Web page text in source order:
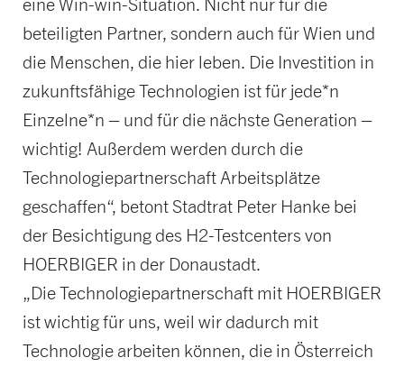
beteiligten Partner, sondern auch für Wien und
die Menschen, die hier leben. Die Investition in
zukunftsfähige Technologien ist für jede*n
Einzelne*n – und für die nächste Generation –
wichtig! Außerdem werden durch die
Technologiepartnerschaft Arbeitsplätze
geschaffen“, betont Stadtrat Peter Hanke bei
der Besichtigung des H2-Testcenters von
HOERBIGER in der Donaustadt.
„Die Technologiepartnerschaft mit HOERBIGER
ist wichtig für uns, weil wir dadurch mit
Technologie arbeiten können, die in Österreich